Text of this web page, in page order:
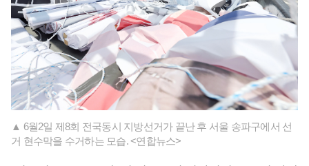
▲ 6월2일 제8회 전국동시 지방선거가 끝난 후 서울 송파구에서 선
거 현수막을 수거하는 모습. <연합뉴스>